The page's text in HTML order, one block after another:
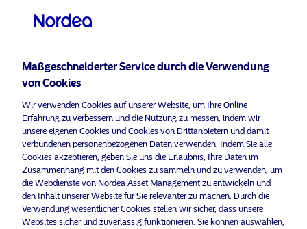
visit NordeaAssetManagement.com
Bitte wählen Sie Ihr Anlegerprofil
aus
Land
Österreich
Professioneller Anleger
Maßgeschneiderter Service durch die Verwendung
von Cookies
Wir verwenden Cookies auf unserer Website, um Ihre Online-
Erfahrung zu verbessern und die Nutzung zu messen, indem wir
unsere eigenen Cookies und Cookies von Drittanbietern und damit
verbundenen personenbezogenen Daten verwenden. Indem Sie alle
Cookies akzeptieren, geben Sie uns die Erlaubnis, Ihre Daten im
Zusammenhang mit den Cookies zu sammeln und zu verwenden, um
die Webdienste von Nordea Asset Management zu entwickeln und
den Inhalt unserer Website für Sie relevanter zu machen. Durch die
Verwendung wesentlicher Cookies stellen wir sicher, dass unsere
Websites sicher und zuverlässig funktionieren. Sie können auswählen,